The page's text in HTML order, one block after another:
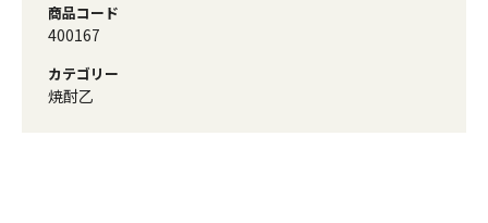
商品コード
400167
カテゴリー
焼酎乙